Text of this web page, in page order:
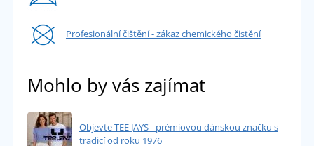
Profesionální čištění - zákaz chemického čistění
Mohlo by vás zajímat
Objevte TEE JAYS - prémiovou dánskou značku s
tradicí od roku 1976